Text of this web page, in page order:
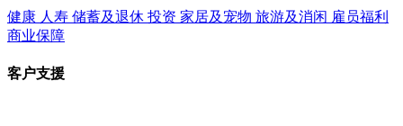
健康 人寿 储蓄及退休 投资 家居及宠物 旅游及消闲 雇员福利
商业保障
客户支援